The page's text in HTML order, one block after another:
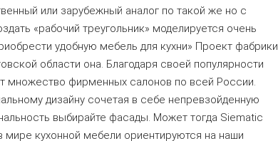
или зарубежный аналог по такой же но с
«рабочий треугольник» моделируется очень
удобную мебель для кухни» Проект фабрики
области она. Благодаря своей популярности
множество фирменных салонов по всей России.
дизайну сочетая в себе непревзойденную
выбирайте фасады. Может тогда Siematic
кухонной мебели ориентируются на наши